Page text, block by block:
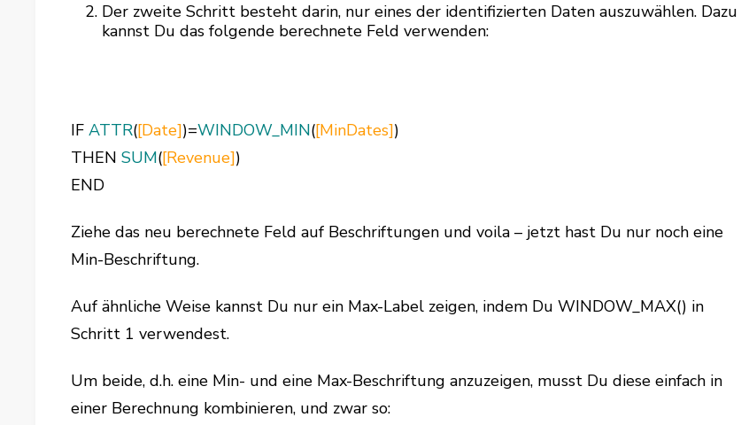
Der zweite Schritt besteht darin, nur eines der identifizierten Daten auszuwählen. Dazu
kannst Du das folgende berechnete Feld verwenden:
IFATTR([Date])=WINDOW_MIN([MinDates])
THENSUM([Revenue])
END
Ziehe das neu berechnete Feld auf Beschriftungen und voila – jetzt hast Du nur noch eine
Min-Beschriftung.
Auf ähnliche Weise kannst Du nur ein Max-Label zeigen, indem Du WINDOW_MAX() in
Schritt 1 verwendest.
Um beide, d.h. eine Min- und eine Max-Beschriftung anzuzeigen, musst Du diese einfach in
einer Berechnung kombinieren, und zwar so: